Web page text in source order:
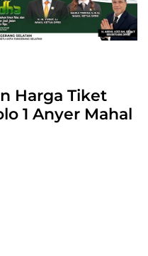
Harga Tiket
1 Anyer Mahal